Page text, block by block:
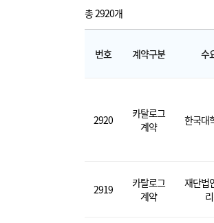
총 2920개
번호 계약구분 수
2920
카탈로그
계약
한국대
2919
카탈로그
계약
재단법